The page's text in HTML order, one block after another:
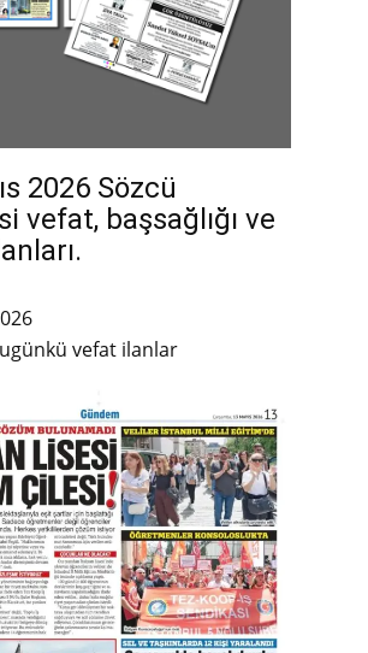
2026 Sözcü
vefat, başsağlığı ve
vefat ilanlar